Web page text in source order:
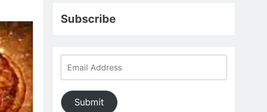
Subscribe
Submit